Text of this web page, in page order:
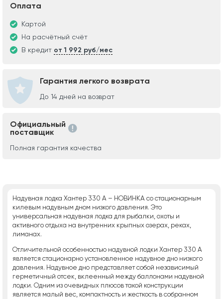
Оплата
Картой
На расчётный счёт
В кредит от 1 992 руб/мес
Гарантия легкого возврата
До 14 дней на возврат
Официальный
поставщик
Полная гарантия качества
Надувная лодка Хантер 330 А – НОВИНКА со стационарным
килевым надувным дном низкого давления. Это
универсальная надувная лодка для рыбалки, охоты и
активного отдыха на внутренних крыпных озерах, реках,
лиманах.
Отличительной особенностью надувной лодки Хантер 330 А
является стационарно установленное надувное дно низкого
давления. Надувное дно представляет собой независимый
герметичный отсек, вклеенный между баллонами надувной
лодки. Одним из очевидных плюсов такой конструкции
является малый вес, компактность и жесткость в собранном